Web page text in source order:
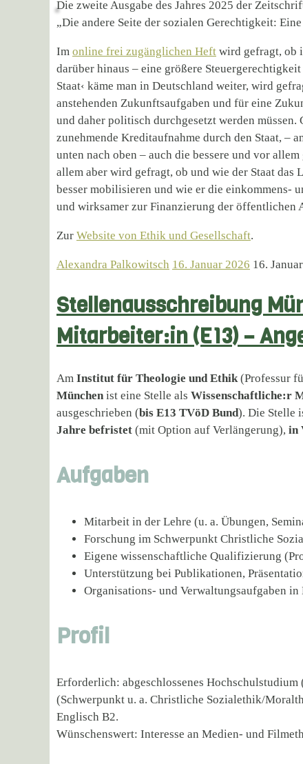
Die zweite Ausgabe des Jahres 2025 der
„Die andere Seite der sozialen Gerechtigkeit:
Im online frei zugänglichen Heft wird gefragt, ob
darüber hinaus – eine größere
Staat‹ käme man in Deutschland weiter, wird
anstehenden Zukunftsaufgaben und für eine
und daher politisch durchgesetzt werden
zunehmende Kreditaufnahme durch den Staat, –
unten nach oben – auch die bessere und vor
allem aber wird gefragt, ob und wie der Staat das
besser mobilisieren und wie er die einkommens-
und wirksamer zur Finanzierung der öffentlichen
Zur Website von Ethik und Gesellschaft.
Alexandra Palkowitsch 16. Januar 2026 16.
Stellenausschreibung
Mitarbeiter:in (E13) –
Am Institut für Theologie und Ethik (Professur
München ist eine Stelle als Wissenschaftliche:r
ausgeschrieben (bis E13 TVöD Bund). Die Stelle
Jahre befristet (mit Option auf Verlängerung), in
Aufgaben
Mitarbeit in der Lehre (u. a. Übungen,
Forschung im Schwerpunkt Christliche
Eigene wissenschaftliche Qualifizierung
Unterstützung bei Publikationen,
Organisations- und Verwaltungsaufgaben in
Profil
Erforderlich: abgeschlossenes
(Schwerpunkt u. a. Christliche Sozialethik/
Englisch B2.
Wünschenswert: Interesse an Medien- und